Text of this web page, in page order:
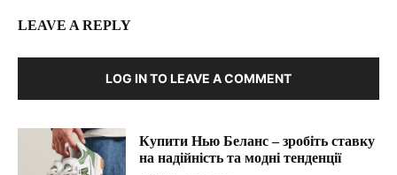
LEAVE A REPLY
LOG IN TO LEAVE A COMMENT
Купити Нью Беланс – зробіть ставку
на надійність та модні тенденції